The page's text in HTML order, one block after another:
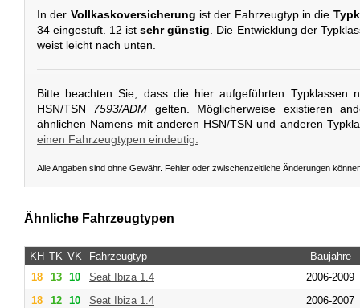
In der Vollkaskoversicherung ist der Fahrzeugtyp in die
34 eingestuft. 12 istsehr günstig. Die Entwicklung der
weist leicht nach unten.
Bitte beachten Sie, dass die hier aufgeführten Typklassen
HSN/TSN 7593/ADM gelten. Möglicherweise existieren
ähnlichen Namens mit anderen HSN/TSN und anderen
einen Fahrzeugtypen eindeutig.
Alle Angaben sind ohne Gewähr. Fehler oder zwischenzeitliche Änderungen
Ähnliche Fahrzeugtypen
KH TK VK Fahrzeugtyp
Baujahre
18
13 10 Seat Ibiza 1.4
2006-2009
18
12 10 Seat Ibiza 1.4
2006-2007